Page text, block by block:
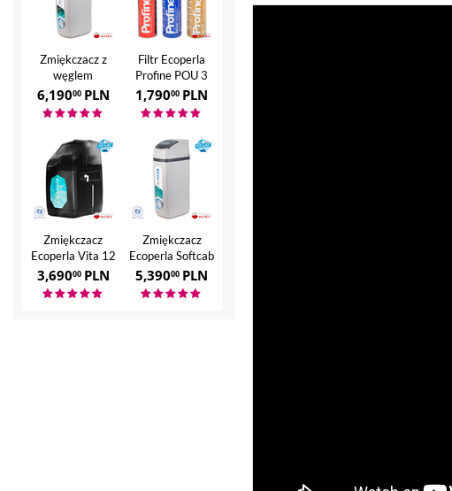
Zmiękczacz z
węglem
aktywnym
Ecoperla Hero
6,19000 PLN
Filtr Ecoperla
Profine POU 3
1,79000 PLN
Zmiękczacz
Ecoperla Vita 12
3,69000 PLN
Zmiękczacz
Ecoperla Softcab
35
5,39000 PLN